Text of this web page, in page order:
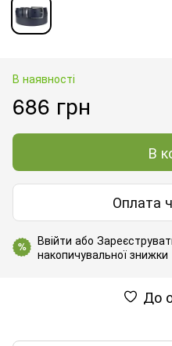
В наявності
686 грн
В
Оплата
% Ввійти або
накопичувальної знижки
До